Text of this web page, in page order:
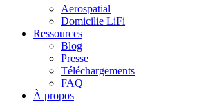
Aerospatial
Domicilie LiFi
Ressources
Blog
Presse
Téléchargements
FAQ
À propos